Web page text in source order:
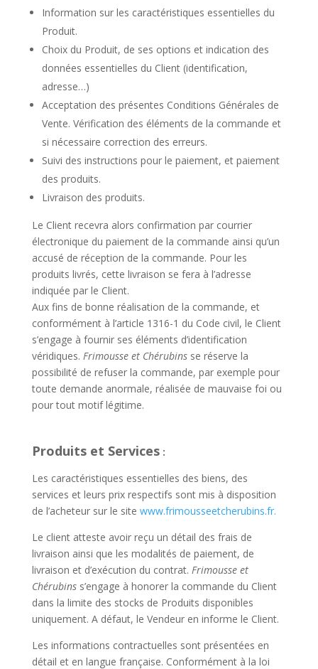
Information sur les caractéristiques essentielles du
Produit.
Choix du Produit, de ses options et indication des
données essentielles du Client (identification,
adresse…)
Acceptation des présentes Conditions Générales de
Vente. Vérification des éléments de la commande et
si nécessaire correction des erreurs.
Suivi des instructions pour le paiement, et paiement
des produits.
Livraison des produits.
Le Client recevra alors confirmation par courrier
électronique du paiement de la commande ainsi qu’un
accusé de réception de la commande. Pour les
produits livrés, cette livraison se fera à l’adresse
indiquée par le Client.
Aux fins de bonne réalisation de la commande, et
conformément à l’article 1316-1 du Code civil, le Client
s’engage à fournir ses éléments d’identification
véridiques. Frimousse et Chérubinsse réserve la
possibilité de refuser la commande, par exemple pour
toute demande anormale, réalisée de mauvaise foi ou
pour tout motif légitime.
Produits et Services:
Les caractéristiques essentielles des biens, des
services et leurs prix respectifs sont mis à disposition
de l’acheteur sur le site www.frimousseetcherubins.fr.
Le client atteste avoir reçu un détail des frais de
livraison ainsi que les modalités de paiement, de
livraison et d’exécution du contrat. Frimousse et
Chérubinss’engage à honorer la commande du Client
dans la limite des stocks de Produits disponibles
uniquement. A défaut, le Vendeur en informe le Client.
Les informations contractuelles sont présentées en
détail et en langue française. Conformément à la loi